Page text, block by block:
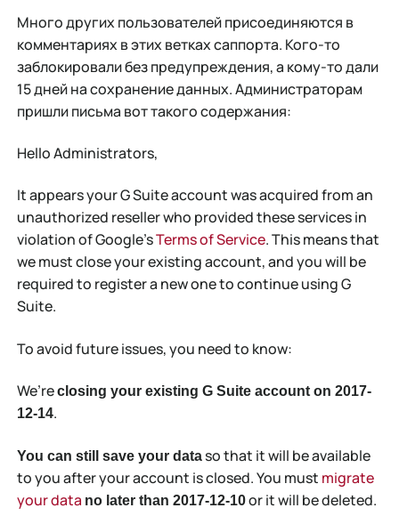
Много других пользователей присоединяются в
комментариях в этих ветках саппорта. Кого-то
заблокировали без предупреждения, а кому-то дали
15 дней на сохранение данных. Администраторам
пришли письма вот такого содержания:
Hello Administrators,
It appears your G Suite account was acquired from an
unauthorized reseller who provided these services in
violation of Google’sTerms of Service. This means that
we must close your existing account, and you will be
required to register a new one to continue using G
Suite.
To avoid future issues, you need to know:
We’reclosing your existing G Suite account on 2017-
12-14.
You can still save your dataso that it will be available
to you after your account is closed. You must migrate
your data no later than 2017-12-10or it will be deleted.